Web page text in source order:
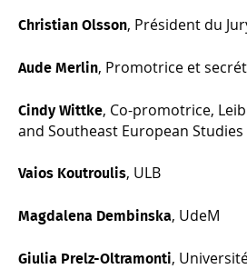
Christian Olsson, Président du
Aude Merlin, Promotrice et
Cindy Wittke, Co-promotrice,
and Southeast European Studies
Vaios Koutroulis, ULB
Magdalena Dembinska, UdeM
Giulia Prelz-Oltramonti,